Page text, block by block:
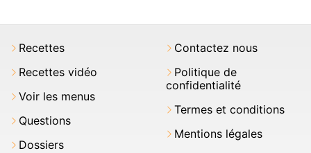
Recettes
Recettes vidéo
Voir les menus
Questions
Dossiers
Contactez nous
Politique de
confidentialité
Termes et conditions
Mentions légales